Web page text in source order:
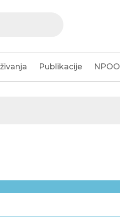
Publikacije NPOO